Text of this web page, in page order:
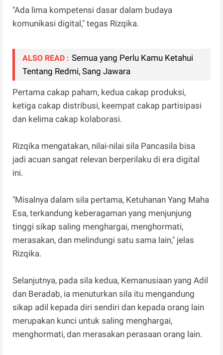
"Ada lima kompetensi dasar dalam budaya
komunikasi digital," tegas Rizqika.
ALSO READ : Semua yang Perlu Kamu Ketahui
Tentang Redmi, Sang Jawara
Pertama cakap paham, kedua cakap produksi,
ketiga cakap distribusi, keempat cakap partisipasi
dan kelima cakap kolaborasi.
Rizqika mengatakan, nilai-nilai sila Pancasila bisa
jadi acuan sangat relevan berperilaku di era digital
ini.
"Misalnya dalam sila pertama, Ketuhanan Yang Maha
Esa, terkandung keberagaman yang menjunjung
tinggi sikap saling menghargai, menghormati,
merasakan, dan melindungi satu sama lain," jelas
Rizqika.
Selanjutnya, pada sila kedua, Kemanusiaan yang Adil
dan Beradab, ia menuturkan sila itu mengandung
sikap adil kepada diri sendiri dan kepada orang lain
merupakan kunci untuk saling menghargai,
menghormati, dan merasakan perasaan orang lain.